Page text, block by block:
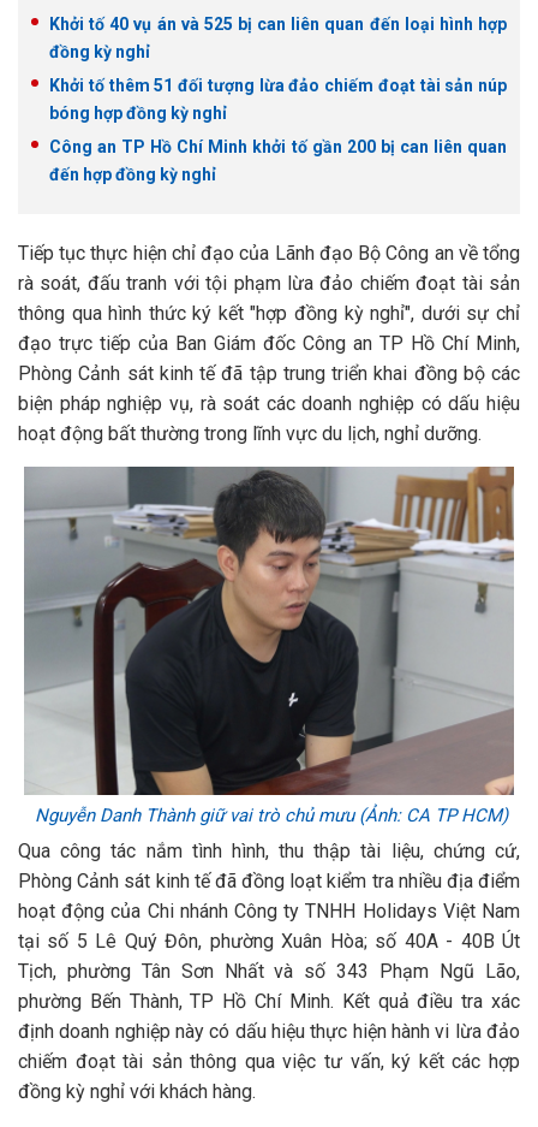
Khởi tố 40 vụ án và 525 bị can liên quan đến loại hình hợp
đồng kỳ nghỉ
Khởi tố thêm 51 đối tượng lừa đảo chiếm đoạt tài sản núp
bóng hợp đồng kỳ nghỉ
Công an TP Hồ Chí Minh khởi tố gần 200 bị can liên quan
đến hợp đồng kỳ nghỉ
Tiếp tục thực hiện chỉ đạo của Lãnh đạo Bộ Công an về tổng
rà soát, đấu tranh với tội phạm lừa đảo chiếm đoạt tài sản
thông qua hình thức ký kết "hợp đồng kỳ nghỉ", dưới sự chỉ
đạo trực tiếp của Ban Giám đốc Công an TP Hồ Chí Minh,
Phòng Cảnh sát kinh tế đã tập trung triển khai đồng bộ các
biện pháp nghiệp vụ, rà soát các doanh nghiệp có dấu hiệu
hoạt động bất thường trong lĩnh vực du lịch, nghỉ dưỡng.
Nguyễn Danh Thành giữ vai trò chủ mưu (Ảnh: CA TP HCM)
Qua công tác nắm tình hình, thu thập tài liệu, chứng cứ,
Phòng Cảnh sát kinh tế đã đồng loạt kiểm tra nhiều địa điểm
hoạt động của Chi nhánh Công ty TNHH Holidays Việt Nam
tại số 5 Lê Quý Đôn, phường Xuân Hòa; số 40A - 40B Út
Tịch, phường Tân Sơn Nhất và số 343 Phạm Ngũ Lão,
phường Bến Thành, TP Hồ Chí Minh. Kết quả điều tra xác
định doanh nghiệp này có dấu hiệu thực hiện hành vi lừa đảo
chiếm đoạt tài sản thông qua việc tư vấn, ký kết các hợp
đồng kỳ nghỉ với khách hàng.